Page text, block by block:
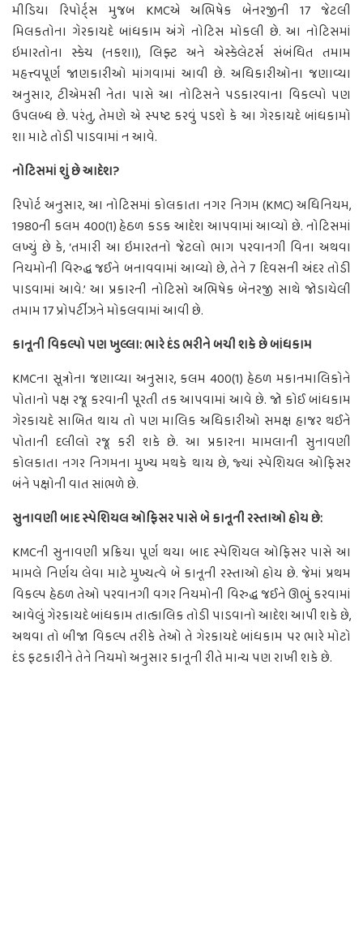
મીડિયા રિપોર્ટ્સ મુજબ KMCએ અભિષેક બેનરજીની 17 જેટલી
મિલકતોના ગેરકાયદે બાંધકામ અંગે નોટિસ મોકલી છે. આ નોટિસમાં
ઇમારતોના સ્કેચ (નકશા), લિફ્ટ અને એસ્કેલેટર્સ સંબંધિત તમામ
મહત્ત્વપૂર્ણ જાણકારીઓ માંગવામાં આવી છે. અધિકારીઓના જણાવ્યા
અનુસાર, ટીએમસી નેતા પાસે આ નોટિસને પડકારવાના વિકલ્પો પણ
ઉપલબ્ધ છે. પરંતુ, તેમણે એ સ્પષ્ટ કરવું પડશે કે આ ગેરકાયદે બાંધકામો
શા માટે તોડી પાડવામાં ન આવે.
નોટિસમાં શું છે આદેશ?
રિપોર્ટ અનુસાર, આ નોટિસમાં કોલકાતા નગર નિગમ (KMC) અધિનિયમ,
1980ની કલમ 400(1) હેઠળ કડક આદેશ આપવામાં આવ્યો છે. નોટિસમાં
લખ્યું છે કે, ‘તમારી આ ઇમારતનો જેટલો ભાગ પરવાનગી વિના અથવા
નિયમોની વિરુદ્ધ જઈને બનાવવામાં આવ્યો છે, તેને 7 દિવસની અંદર તોડી
પાડવામાં આવે.’ આ પ્રકારની નોટિસો અભિષેક બેનરજી સાથે જોડાયેલી
તમામ 17 પ્રોપર્ટીઝને મોકલવામાં આવી છે.
કાનૂની વિકલ્પો પણ ખુલ્લા: ભારે દંડ ભરીને બચી શકે છે બાંધકામ
KMCના સૂત્રોના જણાવ્યા અનુસાર, કલમ 400(1) હેઠળ મકાનમાલિકોને
પોતાનો પક્ષ રજૂ કરવાની પૂરતી તક આપવામાં આવે છે. જો કોઈ બાંધકામ
ગેરકાયદે સાબિત થાય તો પણ માલિક અધિકારીઓ સમક્ષ હાજર થઈને
પોતાની દલીલો રજૂ કરી શકે છે. આ પ્રકારના મામલાની સુનાવણી
કોલકાતા નગર નિગમના મુખ્ય મથકે થાય છે, જ્યાં સ્પેશિયલ ઓફિસર
બંને પક્ષોની વાત સાંભળે છે.
સુનાવણી બાદ સ્પેશિયલ ઓફિસર પાસે બે કાનૂની રસ્તાઓ હોય છે:
KMCની સુનાવણી પ્રક્રિયા પૂર્ણ થયા બાદ સ્પેશિયલ ઓફિસર પાસે આ
મામલે નિર્ણય લેવા માટે મુખ્યત્વે બે કાનૂની રસ્તાઓ હોય છે. જેમાં પ્રથમ
વિકલ્પ હેઠળ તેઓ પરવાનગી વગર નિયમોની વિરુદ્ધ જઈને ઊભું કરવામાં
આવેલું ગેરકાયદે બાંધકામ તાત્કાલિક તોડી પાડવાનો આદેશ આપી શકે છે,
અથવા તો બીજા વિકલ્પ તરીકે તેઓ તે ગેરકાયદે બાંધકામ પર ભારે મોટો
દંડ ફટકારીને તેને નિયમો અનુસાર કાનૂની રીતે માન્ય પણ રાખી શકે છે.